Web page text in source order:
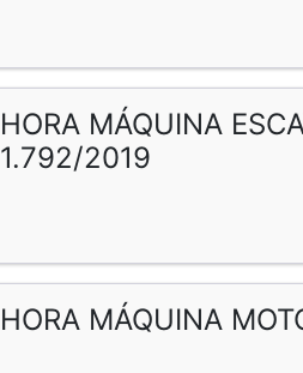
HORA MÁQUINA
1.792/2019
HORA MÁQUINA